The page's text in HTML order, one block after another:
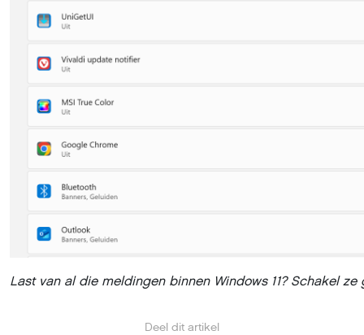
Deel dit artikel
Last van al die meldingen binnen Windows 11? Schakel